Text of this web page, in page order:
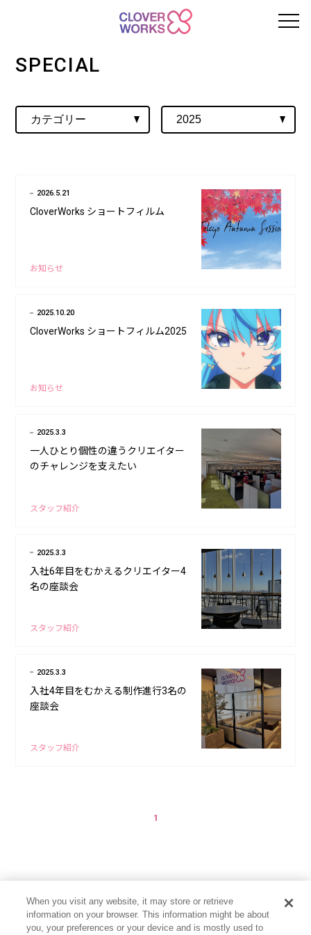
SPECIAL
2026.5.21
CloverWorks ショートフィルム
お知らせ
2025.10.20
CloverWorks ショートフィルム2025
お知らせ
2025.3.3
一人ひとり個性の違うクリエイター
のチャレンジを支えたい
スタッフ紹介
2025.3.3
入社6年目をむかえるクリエイター4
名の座談会
スタッフ紹介
2025.3.3
入社4年目をむかえる制作進行3名の
座談会
スタッフ紹介
1
When you visit any website, it may store or retrieve
information on your browser. This information might be about
you, your preferences or your device and is mostly used to